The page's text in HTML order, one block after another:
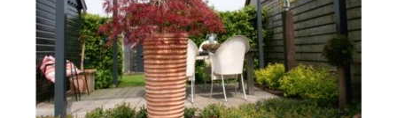
images
gallery